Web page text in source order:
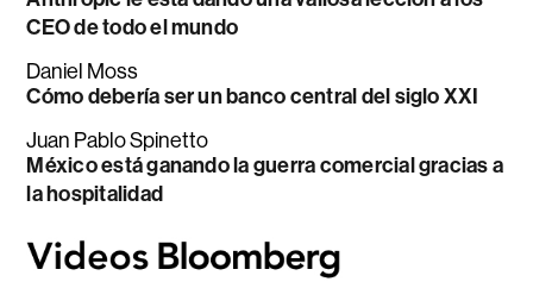
CEO de todo el mundo
Daniel Moss
Cómo debería ser un banco central del siglo XXI
Juan Pablo Spinetto
México está ganando la guerra comercial gracias a
la hospitalidad